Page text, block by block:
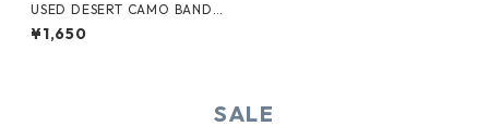
USED DESERT CAMO BANDA
NA
¥1,650
SALE